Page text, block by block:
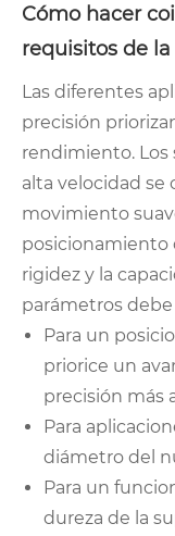
Cómo hacer
requisitos de
Las diferentes
precisión
rendimiento. Los
alta velocidad se
movimiento
posicionamiento
rigidez y la
parámetros
Para un
priorice un
precisión más
Para
diámetro del
Para un
dureza de la